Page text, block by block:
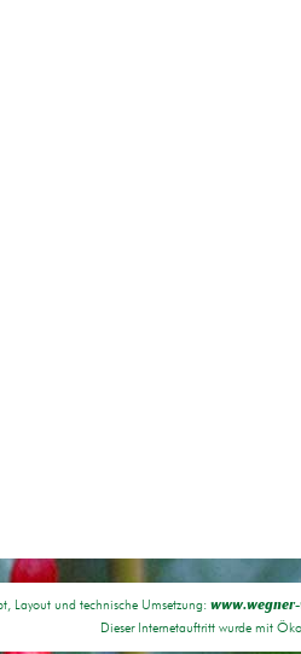
Layout und technische Umsetzung:
Dieser Internetauftritt wurde mit